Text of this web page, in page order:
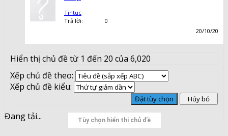
Tintuc
Trả lời:
0
20/10/20
Hiển thị chủ đề từ 1 đến 20 của 6,020
Tùy chọn hiển thị chủ đề
Xếp chủ đề theo:
Xếp chủ đề kiểu:
Đang tải...